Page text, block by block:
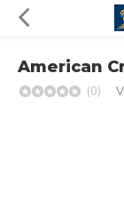
American
(0)